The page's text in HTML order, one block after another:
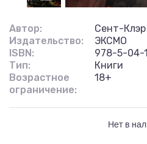
Автор:
Сент-
Издательство:
ЭКСМО
ISBN:
978-5-04-
Тип:
Книги
Возрастное
ограничение:
18+
Нет в